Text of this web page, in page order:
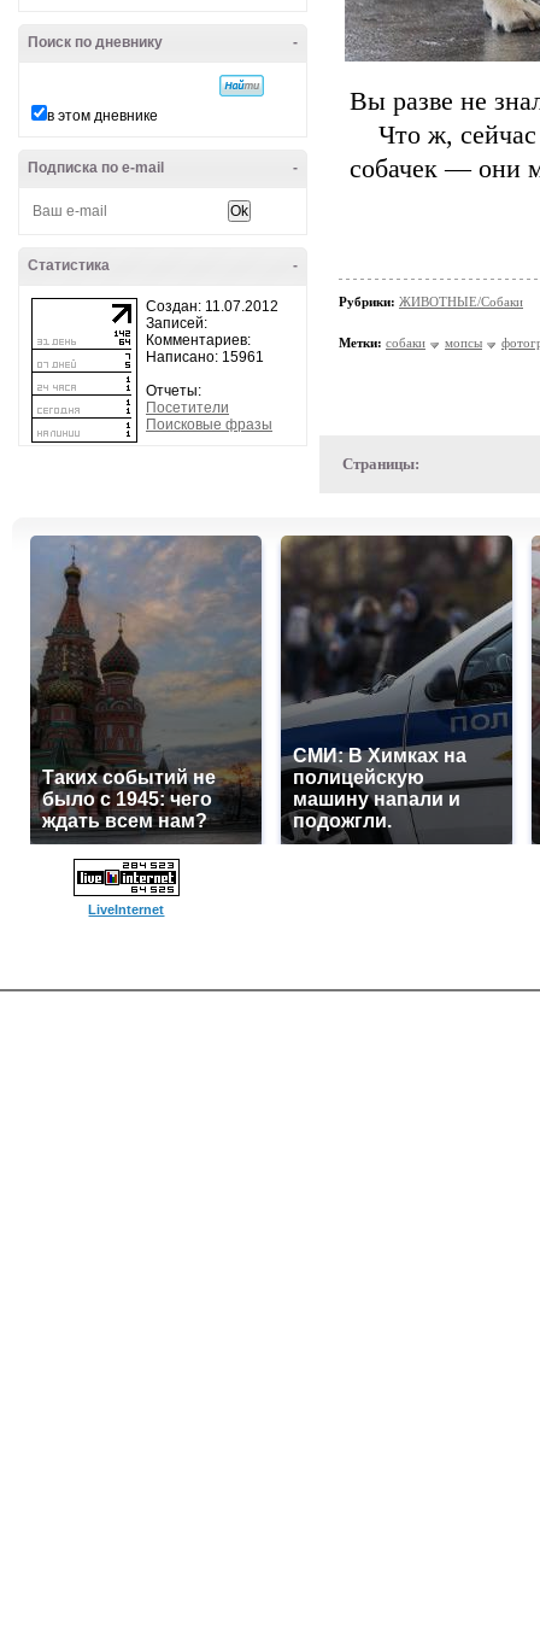
-
Поиск по дневнику
в этом дневнике
-
Подписка по e-mail
-
Статистика
Создан: 11.07.2012
Записей:
Комментариев:
Написано: 15961
Отчеты:
Посетители
Поисковые фразы
Вы разве не
Что ж,
собачек — они
Рубрики: ЖИВОТНЫЕ/Собаки
Метки: собаки мопсы
Страницы:
Таких событий не
было с 1945: чего
ждать всем нам?
СМИ: В Химках на
полицейскую
машину напали и
подожгли.
LiveInternet